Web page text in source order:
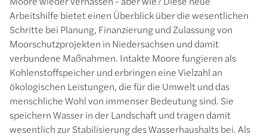
Arbeitshilfe bietet einen Überblick über die wesentlichen
Schritte bei Planung, Finanzierung und Zulassung von
Moorschutzprojekten in Niedersachsen und damit
verbundene Maßnahmen. Intakte Moore fungieren als
Kohlenstoffspeicher und erbringen eine Vielzahl an
ökologischen Leistungen, die für die Umwelt und das
menschliche Wohl von immenser Bedeutung sind. Sie
speichern Wasser in der Landschaft und tragen damit
wesentlich zur Stabilisierung des Wasserhaushalts bei. Als